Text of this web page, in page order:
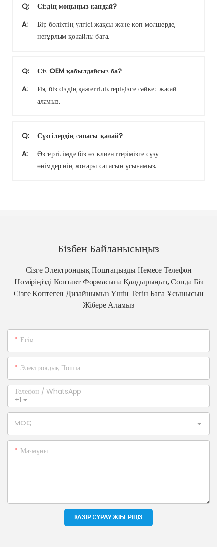
Q:
Сіздің моңыңыз қандай?
A:
Бір бөліктің үлгісі жақсы және көп мөлшерде,
неғұрлым қолайлы баға.
Q:
Сіз OEM қабылдайсыз ба?
A:
Ия, біз сіздің қажеттіліктеріңізге сәйкес жасай
аламыз.
Q:
Сүзгілердің сапасы қалай?
A:
Өзгертілімде біз өз клиенттерімізге сүзу
өнімдерінің жоғары сапасын ұсынамыз.
Бізбен Байланысыңыз
Сізге Электрондық Поштаңызды Немесе Телефон
Нөміріңізді Контакт Формасына Қалдырыңыз, Сонда Біз
Сізге Көптеген Дизайнымыз Үшін Тегін Баға Ұсынысын
Жібере Аламыз
Есім
Электрондық Пошта
+1
Телефон / WhatsApp
MOQ
Мазмұны
ҚАЗІР СҰРАУ ЖІБЕРІҢІЗ